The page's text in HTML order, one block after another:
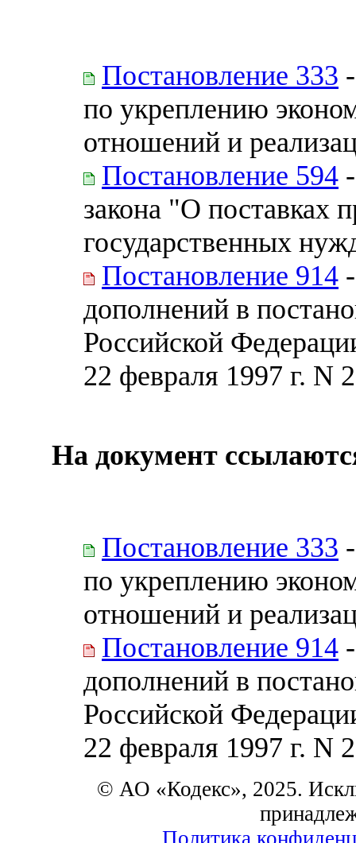
Постановление 333
по укреплению
отношений и
Постановление 594
закона "О поставках
государственных
Постановление 914
дополнений в
Российской
22 февраля 1997 г. N
На документ
Постановление 333
по укреплению
отношений и
Постановление 914
дополнений в
Российской
22 февраля 1997 г. N
© АО «Кодекс», 2025.
Политика